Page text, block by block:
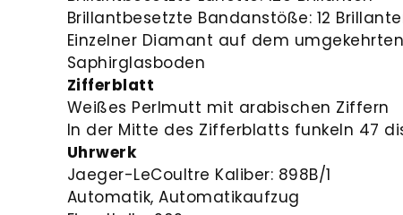
Brillantbesetzte Bandanstöße: 12
Einzelner Diamant auf dem
Saphirglasboden
Zifferblatt
Weißes Perlmutt mit arabischen Ziffern
In der Mitte des Zifferblatts funkeln 47
Uhrwerk
Jaeger-LeCoultre Kaliber: 898B/1
Automatik, Automatikaufzug